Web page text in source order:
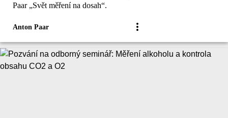
Paar „Svět měření na dosah“.
Anton Paar